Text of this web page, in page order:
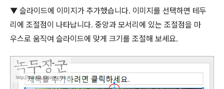
▼ 슬라이드에 이미지가 추가했습니다. 이미지를 선택하면 테두
리에 조절점이 나타납니다. 중앙과 모서리에 있는 조절점을 마
우스로 움직여 슬라이드에 맞게 크기를 조절해 보세요.